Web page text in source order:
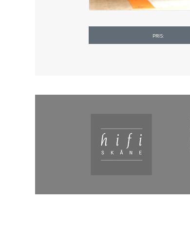
PRIS: